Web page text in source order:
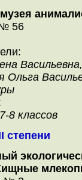
56
Ольга
8 классов
степени